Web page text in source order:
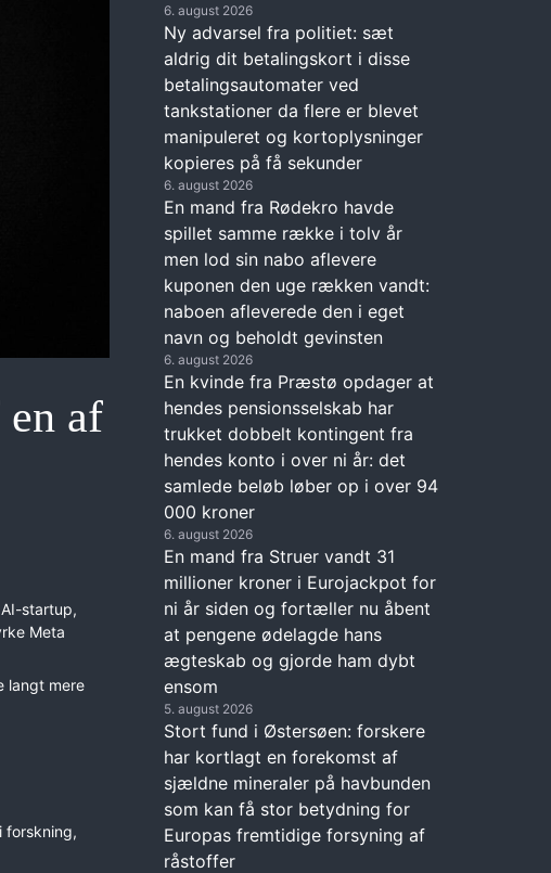
af
startup,
Meta
langt mere
forskning,
6. august 2026
Ny advarsel fra politiet: sæt
aldrig dit betalingskort i disse
betalingsautomater ved
tankstationer da flere er blevet
manipuleret og kortoplysninger
kopieres på få sekunder
6. august 2026
En mand fra Rødekro havde
spillet samme række i tolv år
men lod sin nabo aflevere
kuponen den uge rækken vandt:
naboen afleverede den i eget
navn og beholdt gevinsten
6. august 2026
En kvinde fra Præstø opdager at
hendes pensionsselskab har
trukket dobbelt kontingent fra
hendes konto i over ni år: det
samlede beløb løber op i over 94
000 kroner
6. august 2026
En mand fra Struer vandt 31
millioner kroner i Eurojackpot for
ni år siden og fortæller nu åbent
at pengene ødelagde hans
ægteskab og gjorde ham dybt
ensom
5. august 2026
Stort fund i Østersøen: forskere
har kortlagt en forekomst af
sjældne mineraler på havbunden
som kan få stor betydning for
Europas fremtidige forsyning af
råstoffer